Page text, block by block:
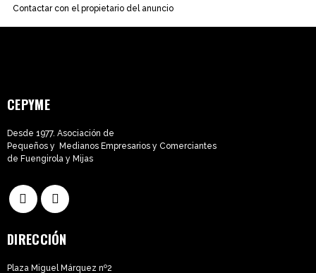
Contactar con el propietario del anuncio
CEPYME
Desde 1977. Asociación de
Pequeños y Medianos Empresarios y Comerciantes
de Fuengirola y Mijas
DIRECCIÓN
Plaza Miguel Márquez nº2